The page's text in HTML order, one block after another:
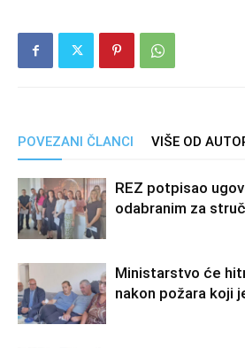
POVEZANI ČLANCI VIŠE OD
REZ potpisao
odabranim za
Ministarstvo će
nakon požara koji